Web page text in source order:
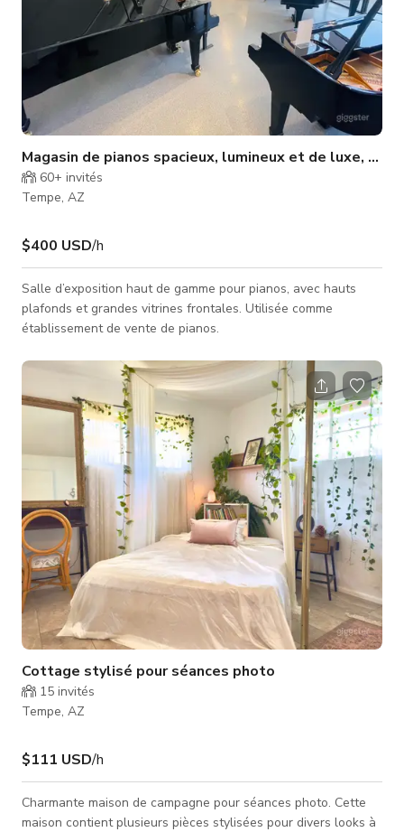
Magasin de pianos spacieux, lumineux et de luxe,
60+ invités
Tempe, AZ
$400 USD/h
Salle d’exposition haut de gamme pour pianos, avec hauts
plafonds et grandes vitrines frontales. Utilisée comme
établissement de vente de pianos.
Cottage stylisé pour séances photo
15 invités
Tempe, AZ
$111 USD/h
Charmante maison de campagne pour séances photo. Cette
maison contient plusieurs pièces stylisées pour divers looks à